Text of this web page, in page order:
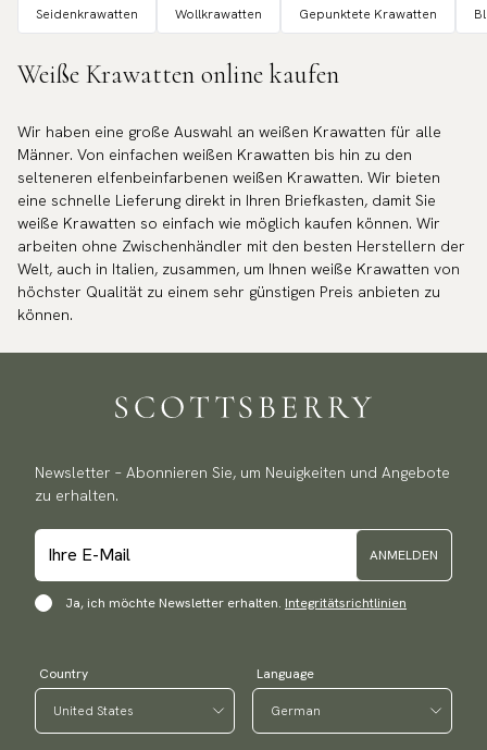
Seidenkrawatten Wollkrawatten Gepunktete Krawatten
Weiße Krawatten online kaufen
Wir haben eine große Auswahl an weißen Krawatten für alle
Männer. Von einfachen weißen Krawatten bis hin zu den
selteneren elfenbeinfarbenen weißen Krawatten. Wir bieten
eine schnelle Lieferung direkt in Ihren Briefkasten, damit Sie
weiße Krawatten so einfach wie möglich kaufen können. Wir
arbeiten ohne Zwischenhändler mit den besten Herstellern der
Welt, auch in Italien, zusammen, um Ihnen weiße Krawatten von
höchster Qualität zu einem sehr günstigen Preis anbieten zu
können.
Newsletter – Abonnieren Sie, um Neuigkeiten und Angebote
zu erhalten.
ANMELDEN
Ja, ich möchte Newsletter erhalten. Integritätsrichtlinien
Country Language